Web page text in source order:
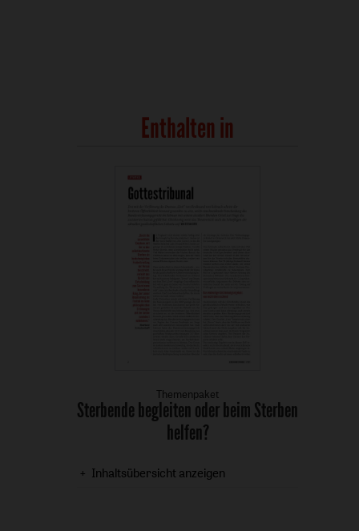
Enthalten in
Themenpaket
:
Sterbende begleiten oder beim Sterben
helfen?
Inhaltsübersicht anzeigen